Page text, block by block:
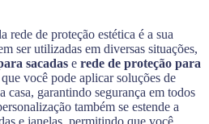
de proteção estética é a sua
ser utilizadas em diversas situações,
sacadas e rede de proteção para
você pode aplicar soluções de
casa, garantindo segurança em todos
também se estende a
e janelas, permitindo que você